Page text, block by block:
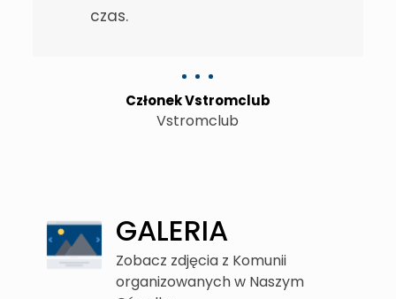
czas.
Członek Vstromclub
Vstromclub
GALERIA
Zobacz zdjęcia z Komunii
organizowanych w Naszym